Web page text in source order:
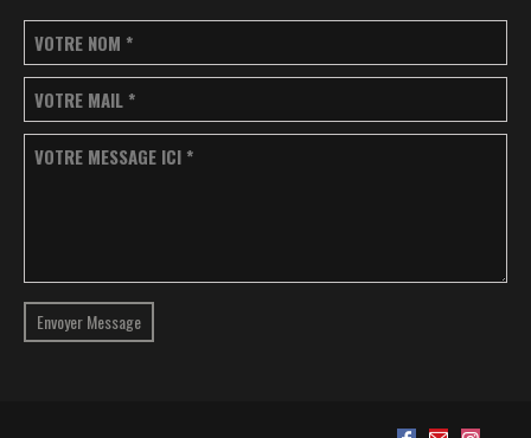
VOTRE NOM *
VOTRE MAIL *
VOTRE MESSAGE ICI *
Envoyer Message